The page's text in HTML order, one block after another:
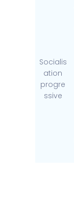
Socialis
ation
progre
ssive